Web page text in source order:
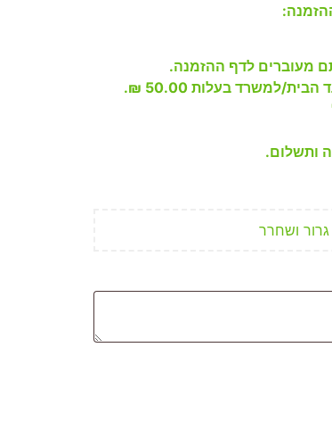
מעוברים לדף ההזמנה.
למשרד בעלות 50.00 ₪.
ותשלום.
ושחרר